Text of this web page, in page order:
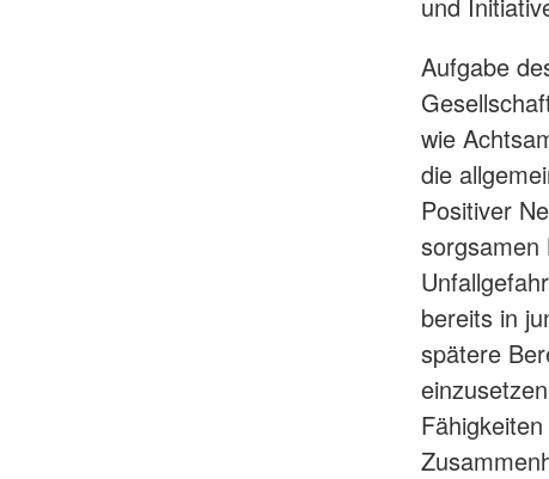
Aufgabe
wie
die
Positiver
sorgsamen
bereits in
spätere